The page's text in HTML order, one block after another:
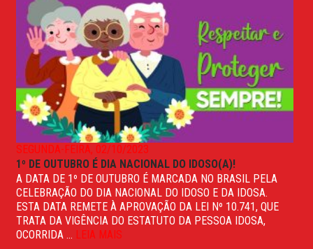
SEGUNDA-FEIRA, 02/10/2023
1º DE OUTUBRO É DIA NACIONAL DO IDOSO(A)!
A DATA DE 1º DE OUTUBRO É MARCADA NO BRASIL PELA
CELEBRAÇÃO DO DIA NACIONAL DO IDOSO E DA IDOSA.
ESTA DATA REMETE À APROVAÇÃO DA LEI Nº 10.741, QUE
TRATA DA VIGÊNCIA DO ESTATUTO DA PESSOA IDOSA,
OCORRIDA ... LEIA MAIS